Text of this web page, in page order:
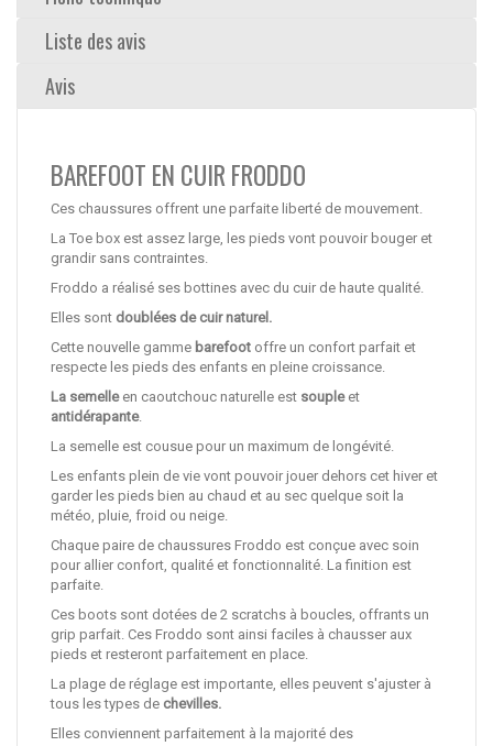
Liste des avis
Avis
BAREFOOT EN CUIR FRODDO
Ces chaussures offrent une parfaite liberté de mouvement.
La Toe box est assez large, les pieds vont pouvoir bouger et
grandir sans contraintes.
Froddo a réalisé ses bottines avec du cuir de haute qualité.
Elles sont doublées de cuir naturel.
Cette nouvelle gamme barefoot offre un confort parfait et
respecte les pieds des enfants en pleine croissance.
La semelle en caoutchouc naturelle est soupleet
antidérapante.
La semelle est cousue pour un maximum de longévité.
Les enfants plein de vie vont pouvoir jouer dehors cet hiver et
garder les pieds bien au chaud et au sec quelque soit la
météo, pluie, froid ou neige.
Chaque paire de chaussures Froddo est conçue avec soin
pour allier confort, qualité et fonctionnalité. La finition est
parfaite.
Ces boots sont dotées de 2 scratchs à boucles, offrants un
grip parfait. Ces Froddo sont ainsi faciles à chausser aux
pieds et resteront parfaitement en place.
La plage de réglage est importante, elles peuvent s'ajuster à
tous les types de chevilles.
Elles conviennent parfaitement à la majorité des